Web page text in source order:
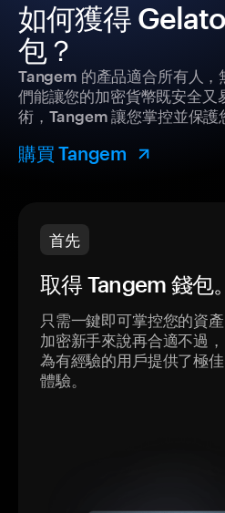
如何獲得
包？
Tangem 的產品適合所有人，
們能讓您的加密貨幣既安全又
術，Tangem 讓您掌控並保護
購買 Tangem
首先
取得 Tangem 錢包。
只需一鍵即可掌控您的資
加密新手來說再合適不過
為有經驗的用戶提供了極
體驗。